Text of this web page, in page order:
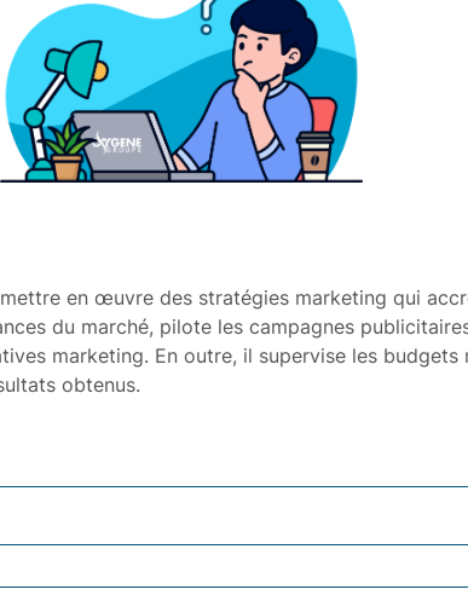
en œuvre des stratégies marketing qui
du marché, pilote les campagnes
marketing. En outre, il supervise les
obtenus.